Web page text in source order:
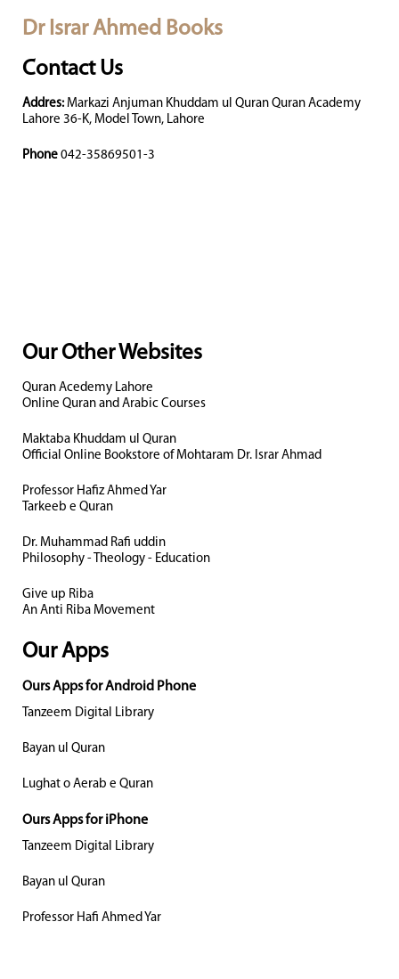
Dr Israr Ahmed Books
Contact Us
Addres: Markazi Anjuman Khuddam ul Quran Quran Academy
Lahore 36-K, Model Town, Lahore
Phone 042-35869501-3
Our Other Websites
Quran Acedemy Lahore
Online Quran and Arabic Courses
Maktaba Khuddam ul Quran
Official Online Bookstore of Mohtaram Dr. Israr Ahmad
Professor Hafiz Ahmed Yar
Tarkeeb e Quran
Dr. Muhammad Rafi uddin
Philosophy - Theology - Education
Give up Riba
An Anti Riba Movement
Our Apps
Ours Apps for Android Phone
Tanzeem Digital Library
Bayan ul Quran
Lughat o Aerab e Quran
Ours Apps for iPhone
Tanzeem Digital Library
Bayan ul Quran
Professor Hafi Ahmed Yar